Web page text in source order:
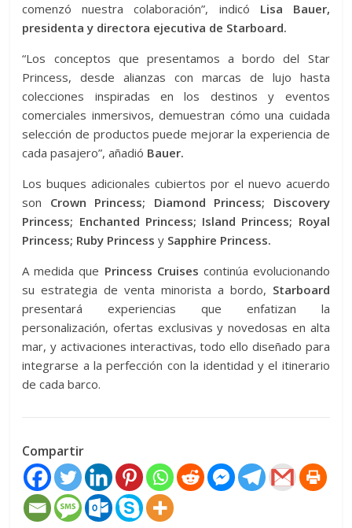
comenzó nuestra colaboración”, indicó Lisa Bauer,
presidenta y directora ejecutiva de Starboard.
“Los conceptos que presentamos a bordo del Star
Princess, desde alianzas con marcas de lujo hasta
colecciones inspiradas en los destinos y eventos
comerciales inmersivos, demuestran cómo una cuidada
selección de productos puede mejorar la experiencia de
cada pasajero”, añadió Bauer.
Los buques adicionales cubiertos por el nuevo acuerdo
son Crown Princess; Diamond Princess; Discovery
Princess; Enchanted Princess; Island Princess; Royal
Princess; Ruby Princess y Sapphire Princess.
A medida que Princess Cruises continúa evolucionando
su estrategia de venta minorista a bordo, Starboard
presentará experiencias que enfatizan la
personalización, ofertas exclusivas y novedosas en alta
mar, y activaciones interactivas, todo ello diseñado para
integrarse a la perfección con la identidad y el itinerario
de cada barco.
Compartir